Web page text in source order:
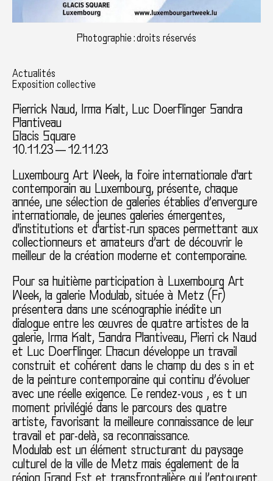
Photographie : droits réservés
Actualités
Exposition collective
Pierrick Naud, Irma Kalt, Luc Doerflinger Sandra
Plantiveau
Glacis Square
10.11.23 — 12.11.23
Luxembourg Art Week, la foire internationale d'art
contemporain au Luxembourg, présente, chaque
année, une sélection de galeries établies d’envergure
internationale, de jeunes galeries émergentes,
d'institutions et d'artist-run spaces permettant aux
collectionneurs et amateurs d’art de découvrir le
meilleur de la création moderne et contemporaine.
Pour sa huitième participation à Luxembourg Art
Week, la galerie Modulab, située à Metz (Fr)
présentera dans une scénographie inédite un
dialogue entre les œuvres de quatre artistes de la
galerie, Irma Kalt, Sandra Plantiveau, Pierri ck Naud
et Luc Doerflinger. Chacun développe un travail
construit et cohérent dans le champ du des s in et
de la peinture contemporaine qui continu d’évoluer
avec une réelle exigence. Ce rendez-vous , es t un
moment privilégié dans le parcours des quatre
artiste, favorisant la meilleure connaissance de leur
travail et par-delà, sa reconnaissance.
Modulab est un élément structurant du paysage
culturel de la ville de Metz mais également de la
région Grand Est et transfrontalière qui l’entourent.